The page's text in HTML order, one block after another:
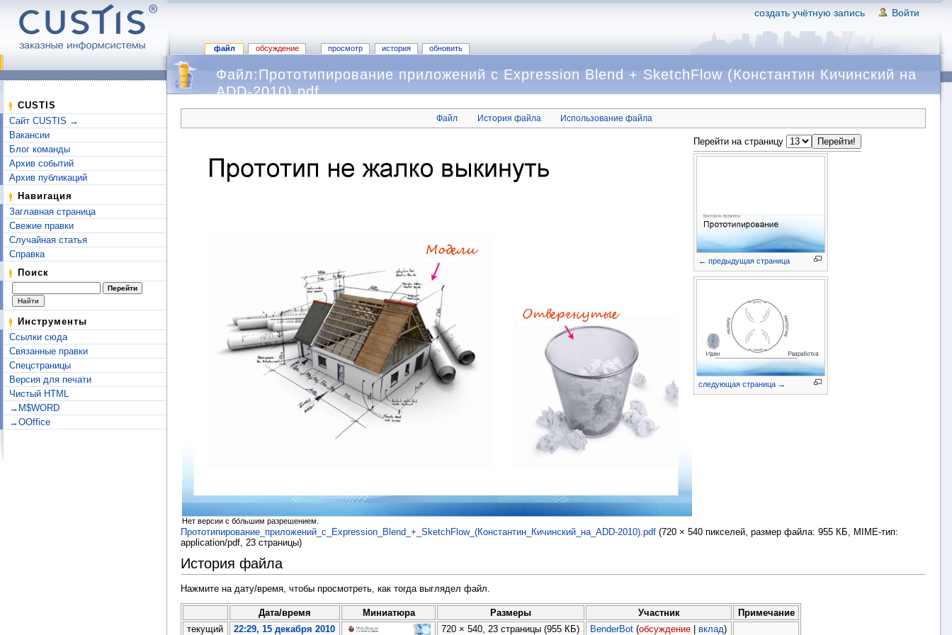
создать учётную запись Войти
файл обсуждение просмотр история обновить
CUSTIS
Сайт CUSTIS →
Вакансии
Блог команды
Архив событий
Архив публикаций
Навигация
Заглавная страница
Свежие правки
Случайная статья
Справка
Поиск
Инструменты
Ссылки сюда
Связанные правки
Спецстраницы
Версия для печати
Чистый HTML
→M$WORD
→OOffice
Файл:Прототипирование приложений с Expression Blend + SketchFlow (Константин Кичинский на
ADD-2010).pdf
Файл История файла Использование файла
Нет версии с бо́льшим разрешением.
Перейти на страницу
← предыдущая страница
следующая страница →
Прототипирование_приложений_с_Expression_Blend_+_SketchFlow_(Константин_Кичинский_на_ADD-2010).pdf (720 × 540 пикселей, размер файла: 955 КБ, MIME-тип:
application/pdf, 23 страницы)
История файла
Нажмите на дату/время, чтобы просмотреть, как тогда выглядел файл.
Дата/время Миниатюра Размеры Участник
Примечание
текущий
22:29, 15 декабря 2010 720 × 540, 23 страницы(955 КБ) BenderBot (обсуждение |вклад)